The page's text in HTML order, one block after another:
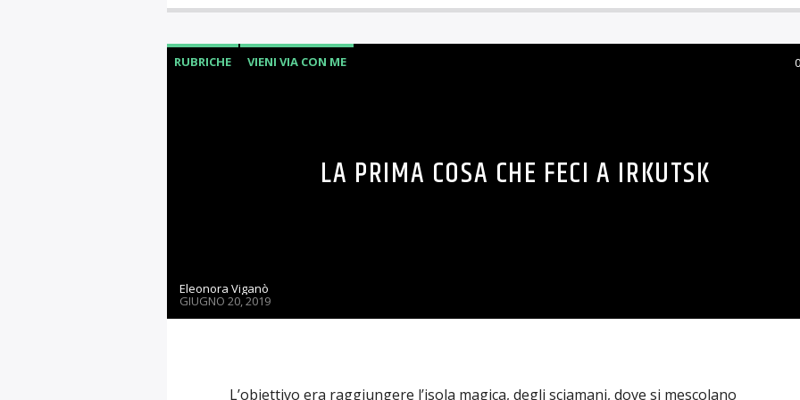
RUBRICHE VIENI VIA CON ME 0
LA PRIMA COSA CHE FECI A IRKUTSK
Eleonora Viganò
GIUGNO 20, 2019
L’obiettivo era raggiungere l’isola magica, degli sciamani, dove si mescolano